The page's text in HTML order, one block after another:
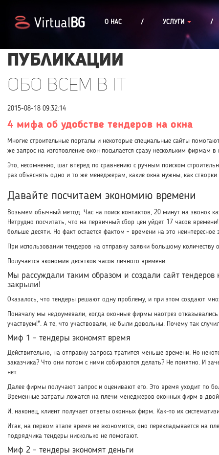
VirtualBG О НАС / УСЛУГИ /
Публикации
Обо всем в IT
2015-08-18 09:32:14
4 мифа об удобстве тендеров на окна
Многие строительные порталы и некоторые специальные сайты
же запрос на изготовление окон посылается сразу нескольким фирмам в
Это, несомненно, шаг вперед по сравнению с ручным поиском
раз объяснять одно и то же менеджерам, какие окна нужны, как
Давайте посчитаем экономию времени
Возьмем обычный метод. Час на поиск контактов, 20 минут на звонок
Нетрудно посчитать, что на первичный сбор цен уйдет 17 часов
больше десяти. Но факт остается фактом - времени на это
При использовании тендеров на отправку заявки большому количеству
Получается экономия десятков часов личного времени.
Мы рассуждали таким образом и создали сайт
закрыли!
Оказалось, что тендеры решают одну проблему, и при этом создают
Поначалу мы недоумевали, когда оконные фирмы наотрез
участвуем!". А те, что участвовали, не были довольны. Почему так
Миф 1 – тендеры экономят время
Действительно, на отправку запроса тратится меньше времени. Но
заказчика? Что они потом с ними собираются делать? Не понятно. И
нет.
Далее фирмы получают запрос и оценивают его. Это время уходит по
Временные затраты ложатся на плечи менеджеров оконных фирм в
И, наконец, клиент получает ответы оконных фирм. Как-то их
Итак, на первом этапе время не экономится, оно перекладывается на
подрядчика тендеры нисколько не помогают.
Миф 2 – тендеры экономят деньги